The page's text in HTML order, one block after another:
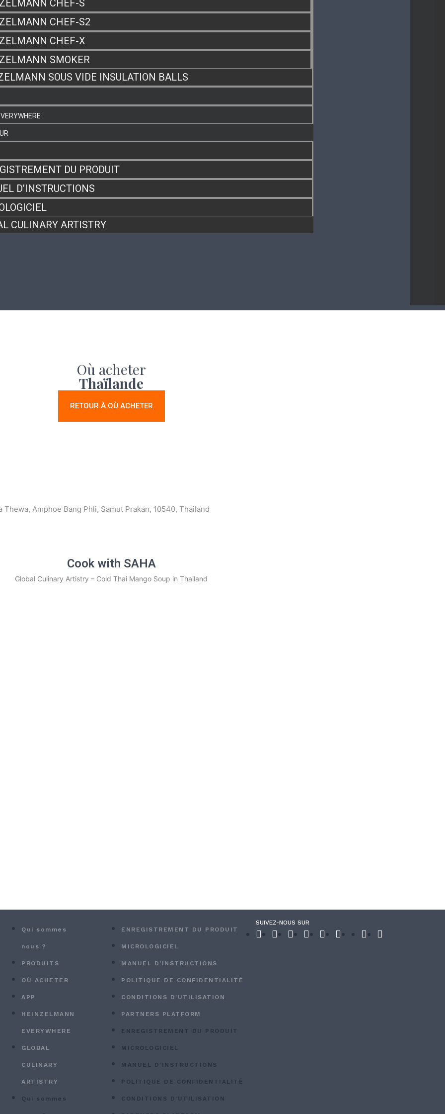
CHEF-S
CHEF-S2
CHEF-X
SMOKER
SOUS VIDE INSULATION BALLS
DU PRODUIT
D’INSTRUCTIONS
CULINARY ARTISTRY
Où acheter
Thaïlande
RETOUR À OÙ ACHETER
Thewa, Amphoe Bang Phli, Samut Prakan, 10540, Thailand
Cook with SAHA
Global Culinary Artistry – Cold Thai Mango Soup in Thailand
Qui sommes
nous ?
PRODUITS
OÙ ACHETER
APP
HEINZELMANN
EVERYWHERE
GLOBAL
CULINARY
ARTISTRY
Qui sommes
ENREGISTREMENT DU PRODUIT
MICROLOGICIEL
MANUEL D’INSTRUCTIONS
POLITIQUE DE CONFIDENTIALITÉ
CONDITIONS D'UTILISATION
PARTNERS PLATFORM
ENREGISTREMENT DU PRODUIT
MICROLOGICIEL
MANUEL D’INSTRUCTIONS
POLITIQUE DE CONFIDENTIALITÉ
CONDITIONS D'UTILISATION
SUIVEZ-NOUS SUR